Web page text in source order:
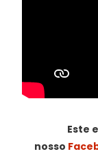
Este
nosso